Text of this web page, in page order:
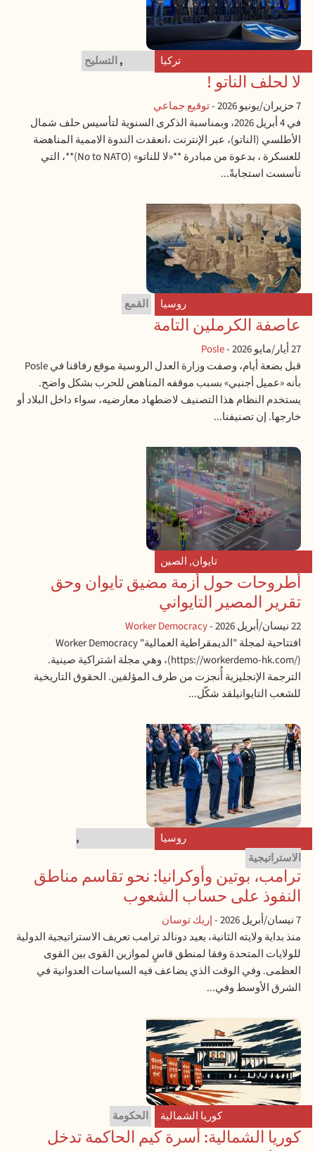
تركيا ,التسليح
لا لحلف الناتو !
7 حزيران/يونيو 2026 -توقيع جماعي
في 4 أبريل 2026، وبمناسبة الذكرى السنوية لتأسيس حلف شمال
الأطلسي (الناتو)، عبر الإنترنت ،انعقدت الندوة الاممية المناهضة
للعسكرة ، بدعوة من مبادرة **«لا للناتو» (No to NATO)**، التي
تأسست استجابةً...
روسيا القمع
عاصفة الكرملين التامة
27 أيار/مايو 2026 -
Posle
قبل بضعة أيام، وصفت وزارة العدل الروسية موقع رفاقنا في Posle
بأنه «عميل أجنبي» بسبب موقفه المناهض للحرب بشكل واضح.
يستخدم النظام هذا التصنيف لاضطهاد معارضيه، سواء داخل البلاد أو
خارجها. إن تصنيفنا...
تايوان, الصين
أطروحات حول أزمة مضيق تايوان وحق
تقرير المصير التايواني
22 نيسان/أبريل 2026 -
Worker Democracy
افتتاحية لمجلة "الديمقراطية العمالية" Worker Democracy
(https://workerdemo-hk.com/)، وهي مجلة اشتراكية صينية.
الترجمة الإنجليزية أُنجزت من طرف المؤلفين. الحقوق التاريخية
للشعب التايوانيلقد شكّل...
روسيا
,
الاستراتيجية
ترامب، بوتين وأوكرانيا: نحو تقاسم مناطق
النفوذ على حساب الشعوب
7 نيسان/أبريل 2026 -إريك توسان
منذ بداية ولايته الثانية، يعيد دونالد ترامب تعريف الاستراتيجية الدولية
للولايات المتحدة وفقا لمنطق قاسٍ لموازين القوى بين القوى
العظمى. وفي الوقت الذي يضاعف فيه السياسات العدوانية في
الشرق الأوسط وفي...
كوريا الشمالية الحكومة
كوريا الشمالية: أسرة كيم الحاكمة تدخل